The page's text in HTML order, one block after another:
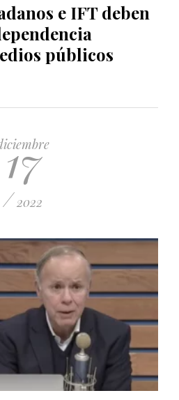
e IFT deben
públicos
17
/ 2022